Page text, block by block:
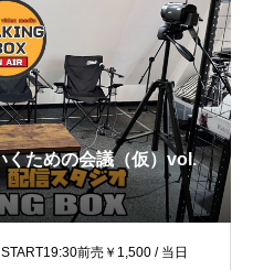
くための会議（仮）vol.
前売￥1,500 / 当日